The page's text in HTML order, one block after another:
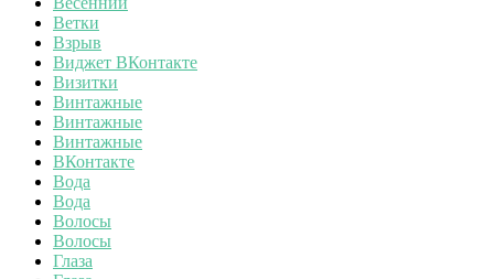
Ветки
Взрыв
Виджет ВКонтакте
Визитки
Винтажные
Винтажные
Винтажные
ВКонтакте
Вода
Вода
Волосы
Волосы
Глаза